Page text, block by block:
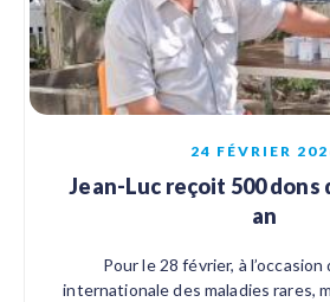
24 FÉVRIER
Jean-Luc reçoit 500 dons
an
Pour le 28 février, à
internationale des maladies rares,